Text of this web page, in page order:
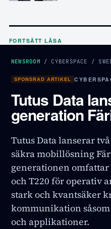
FORTSÄTT LÄSA
NEWSROOM / CYBERSPACE /
SPONSRAD ARTIKEL
Tutus Data
generation
Tutus Data lanserar
säkra mobillösning
generationen
och T220 för operativ
stark och kvantsäker
kommunikation
och applikationer.